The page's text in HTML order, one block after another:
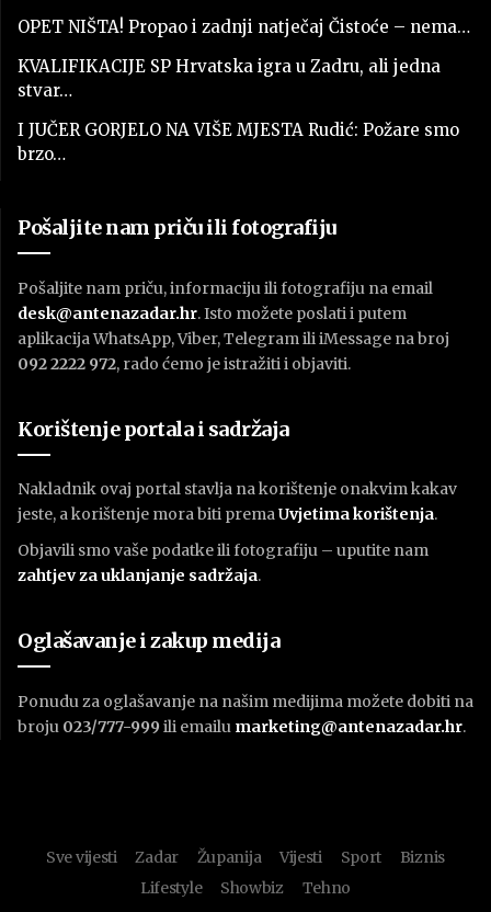
OPET NIŠTA! Propao i zadnji natječaj Čistoće – nema…
KVALIFIKACIJE SP Hrvatska igra u Zadru, ali jedna
stvar…
I JUČER GORJELO NA VIŠE MJESTA Rudić: Požare smo
brzo…
Pošaljite nam priču ili fotografiju
Pošaljite nam priču, informaciju ili fotografiju na email
desk@antenazadar.hr. Isto možete poslati i putem
aplikacija WhatsApp, Viber, Telegram ili iMessage na broj
092 2222 972, rado ćemo je istražiti i objaviti.
Korištenje portala i sadržaja
Nakladnik ovaj portal stavlja na korištenje onakvim kakav
jeste, a korištenje mora biti premaUvjetima korištenja.
Objavili smo vaše podatke ili fotografiju – uputite nam
zahtjev za uklanjanje sadržaja.
Oglašavanje i zakup medija
Ponudu za oglašavanje na našim medijima možete dobiti na
broju 023/777-999 ili emailu marketing@antenazadar.hr.
Sve vijesti Zadar Županija Vijesti Sport
Biznis
Lifestyle
Showbiz Tehno